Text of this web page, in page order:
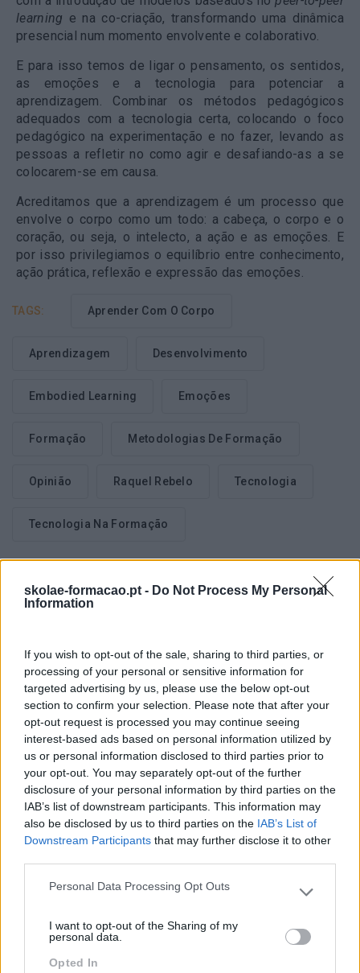
skolae-formacao.pt - Do Not Process My Personal
Information
If you wish to opt-out of the sale, sharing to third parties, or
processing of your personal or sensitive information for
targeted advertising by us, please use the below opt-out
section to confirm your selection. Please note that after your
opt-out request is processed you may continue seeing
interest-based ads based on personal information utilized by
us or personal information disclosed to third parties prior to
your opt-out. You may separately opt-out of the further
disclosure of your personal information by third parties on the
IAB’s list of downstream participants. This information may
also be disclosed by us to third parties on the IAB’s List of
Downstream Participants that may further disclose it to other
Please note that this website/app uses one or more Google
not limited to your visit or usage behaviour. You may click to
grant or deny consent to Google and its third-party tags to
use your data for below specified purposes in below Google
Personal Data Processing Opt Outs
I want to opt-out of the Sharing of my
personal data.
Opted In
learning e na co-criação, transformando uma dinâmica
presencial num momento envolvente e colaborativo.
E para isso temos de ligar o pensamento, os sentidos,
as emoções e a tecnologia para potenciar a
aprendizagem. Combinar os métodos pedagógicos
adequados com a tecnologia certa, colocando o foco
pedagógico na experimentação e no fazer, levando as
pessoas a refletir no como agir e desafiando-as a se
colocarem-se em causa.
Acreditamos que a aprendizagem é um processo que
envolve o corpo como um todo: a cabeça, o corpo e o
coração, ou seja, o intelecto, a ação e as emoções. E
por isso privilegiamos o equilíbrio entre conhecimento,
ação prática, reflexão e expressão das emoções.
TAGS: Aprender Com O Corpo
Aprendizagem Desenvolvimento
Embodied Learning Emoções
Formação Metodologias De Formação
Opinião Raquel Rebelo Tecnologia
Tecnologia Na Formação
Anterior
EXPORH 2018: O QUE
APRENDEMOS
À CONVERSA COM…ANA
PRATES, GESTORA DE
TALENTO DO GRUPO
JOSÉ DE MELLO SAÚDE
Também Poderá Gostar